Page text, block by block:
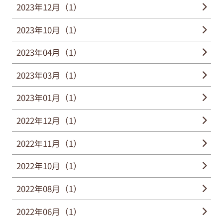
2023年12月（1）
2023年10月（1）
2023年04月（1）
2023年03月（1）
2023年01月（1）
2022年12月（1）
2022年11月（1）
2022年10月（1）
2022年08月（1）
2022年06月（1）